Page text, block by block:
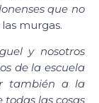
que no
murgas.
y nosotros
de la escuela
también a la
las cosas